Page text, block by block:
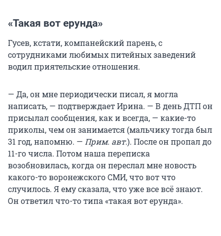
«Такая вот ерунда»
Гусев, кстати, компанейский парень, с
сотрудниками любимых питейных заведений
водил приятельские отношения.
— Да, он мне периодически писал, я могла
написать, — подтверждает Ирина. — В день ДТП он
присылал сообщения, как и всегда, — какие-то
приколы, чем он занимается (мальчику тогда был
31 год, напомню. — Прим. авт.). После он пропал до
11-го числа. Потом наша переписка
возобновилась, когда он переслал мне новость
какого-то воронежского СМИ, что вот что
случилось. Я ему сказала, что уже все всё знают.
Он ответил что-то типа «такая вот ерунда».